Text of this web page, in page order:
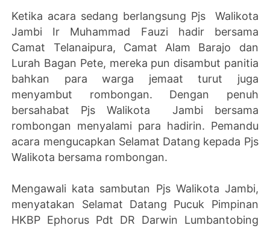
Ketika acara sedang berlangsung Pjs Walikota
Jambi Ir Muhammad Fauzi hadir bersama
Camat Telanaipura, Camat Alam Barajo dan
Lurah Bagan Pete, mereka pun disambut panitia
bahkan para warga jemaat turut juga
menyambut rombongan. Dengan penuh
bersahabat Pjs Walikota Jambi bersama
rombongan menyalami para hadirin. Pemandu
acara mengucapkan Selamat Datang kepada Pjs
Walikota bersama rombongan.
Mengawali kata sambutan Pjs Walikota Jambi,
menyatakan Selamat Datang Pucuk Pimpinan
HKBP Ephorus Pdt DR Darwin Lumbantobing